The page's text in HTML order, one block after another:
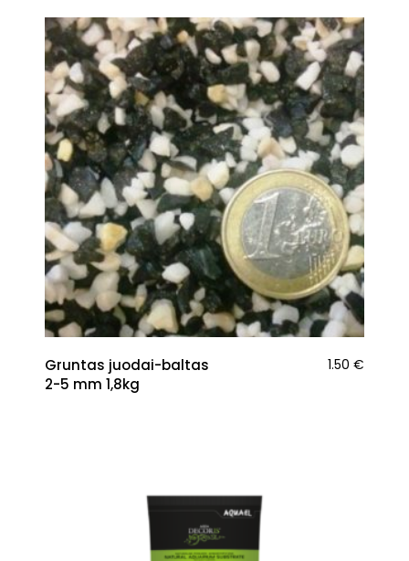
Gruntas juodai-baltas
2-5 mm 1,8kg
1.50 €